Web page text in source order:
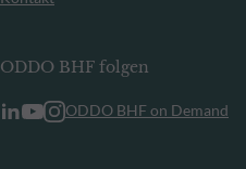
ODDO BHF folgen
ODDO BHF on Demand